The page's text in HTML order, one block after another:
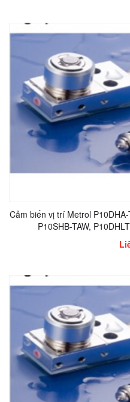
Cảm biến vị trí Metrol P10DHA-
P10SHB-TAW,